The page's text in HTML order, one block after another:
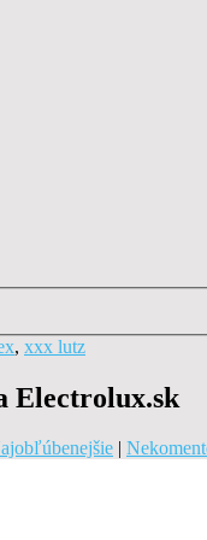
, xxx lutz
Electrolux.sk
|